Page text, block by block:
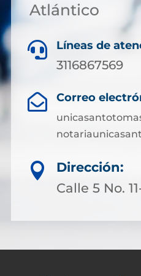
Atlántico
 Líneas de
3116867569
 Correo

Dirección:
Calle 5 No.